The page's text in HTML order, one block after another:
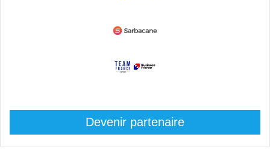
Devenir partenaire